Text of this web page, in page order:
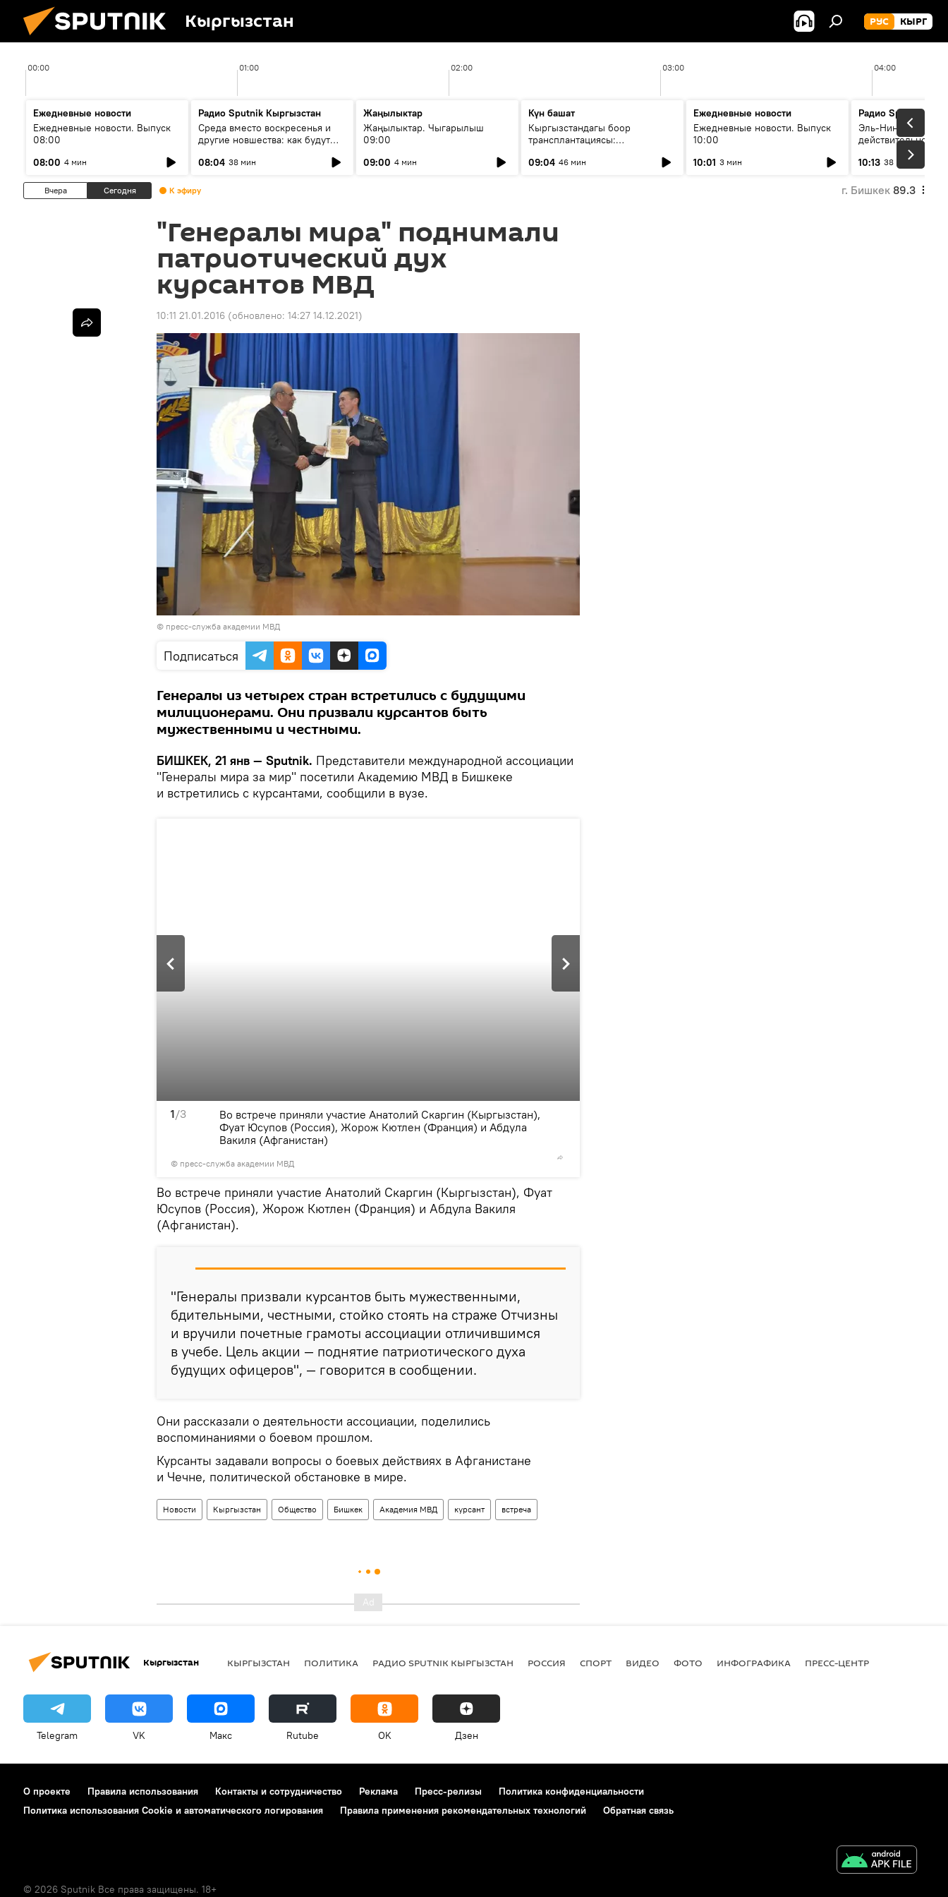
Кыргызстан РУС КЫРГ
00:00 01:00 02:00 03:00 04:00
Ежедневные новости
Ежедневные новости. Выпуск
08:00
08:00 4 мин
Радио Sputnik Кыргызстан
Среда вместо воскресенья и
другие новшества: как будут
08:04 38 мин
Жаңылыктар
Жаңылыктар. Чыгарылыш
09:00
09:00 4 мин
Күн башат
Кыргызстандагы боор
трансплантациясы:
келечеги
09:04 46 мин
Ежедневные новости
Ежедневные новости. Выпуск
10:00
10:01 3 мин
Радио Sputnik
Эль-Ниньо, жара и
действительно
погоду в
10:13 38 мин
Вчера Сегодня К эфиру г. Бишкек 89.3
"Генералы мира" поднимали
патриотический дух
курсантов МВД
10:11 21.01.2016 (обновлено: 14:27 14.12.2021)
© пресс-служба академии МВД
Подписаться
Генералы из четырех стран встретились с будущими
милиционерами. Они призвали курсантов быть
мужественными и честными.
БИШКЕК, 21 янв — Sputnik. Представители международной ассоциации
"Генералы мира за мир" посетили Академию МВД в Бишкеке
и встретились с курсантами, сообщили в вузе.
1/3
© пресс-служба академии МВД
Во встрече приняли участие Анатолий Скаргин (Кыргызстан),
Фуат Юсупов (Россия), Жорож Кютлен (Франция) и Абдула
Вакиля (Афганистан)
Во встрече приняли участие Анатолий Скаргин (Кыргызстан), Фуат
Юсупов (Россия), Жорож Кютлен (Франция) и Абдула Вакиля
(Афганистан).
"Генералы призвали курсантов быть мужественными,
бдительными, честными, стойко стоять на страже Отчизны
и вручили почетные грамоты ассоциации отличившимся
в учебе. Цель акции — поднятие патриотического духа
будущих офицеров", — говорится в сообщении.
Они рассказали о деятельности ассоциации, поделились
воспоминаниями о боевом прошлом.
Курсанты задавали вопросы о боевых действиях в Афганистане
и Чечне, политической обстановке в мире.
Новости Кыргызстан Общество Бишкек Академия МВД курсант встреча
Кыргызстан КЫРГЫЗСТАН ПОЛИТИКА РАДИО SPUTNIK КЫРГЫЗСТАН РОССИЯ СПОРТ ВИДЕО ФОТО ИНФОГРАФИКА ПРЕСС-ЦЕНТР
Telegram VK Макс Rutube OK Дзен
О проекте Правила использования Контакты и сотрудничество Реклама Пресс-релизы
Политика конфиденциальности
Политика использования Cookie и автоматического логирования
Правила применения рекомендательных технологий Обратная связь
© 2026 Sputnik Все права защищены. 18+